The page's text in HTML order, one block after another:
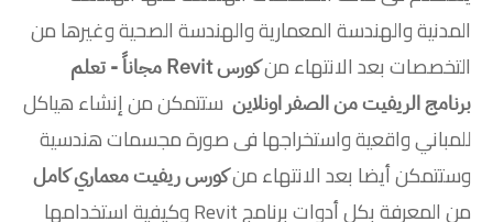
المدنية والهندسة المعمارية والهندسة الصحية وغيرها من
التخصصات بعد الانتهاء من
كورس Revit مجاناً - تعلم
برنامج الريفيت من الصفر اونلاين ستتمكن من إنشاء هياكل
للمباني واقعية واستخراجها فى صورة مجسمات هندسية
وستتمكن أيضا بعد الانتهاء منكورس ريفيت معماري كامل
من المعرفة بكل أدوات برنامج Revit وكيفية استخدامها